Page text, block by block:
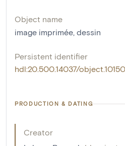
Object name
image imprimée, dessin
Persistent identifier
hdl:20.500.14037/
PRODUCTION & DATING
Creator